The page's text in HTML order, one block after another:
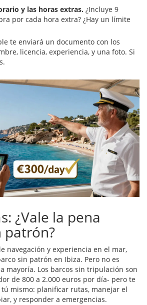
y las horas extras. ¿Incluye 9
por cada hora extra? ¿Hay un límite
te enviará un documento con los
licencia, experiencia, y una foto. Si
¿Vale la pena
patrón?
navegación y experiencia en el mar,
sin patrón en Ibiza. Pero no es
mayoría. Los barcos sin tripulación son
de 800 a 2.000 euros por día- pero te
mismo: planificar rutas, manejar el
y responder a emergencias.